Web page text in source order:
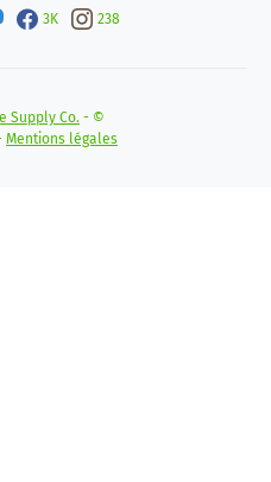
3K 238
Supply Co. - ©
Mentions légales